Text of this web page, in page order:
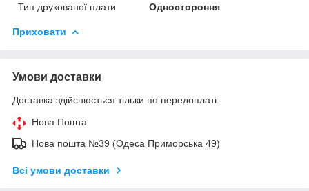
Тип друкованої плати
Одностороння
Приховати
Умови доставки
Доставка здійснюється тільки по передоплаті.
Нова Пошта
Нова пошта №39 (Одеса Приморська 49)
Всі умови доставки